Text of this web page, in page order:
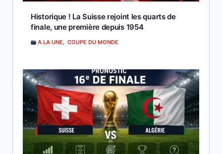
Historique ! La Suisse rejoint les quarts de
finale, une première depuis 1954
A LA UNE, COUPE DU MONDE